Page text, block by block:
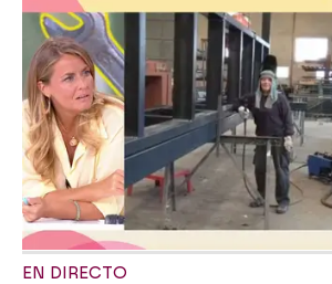
EN DIRECTO